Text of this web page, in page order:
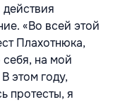
«Во всей этой
Плахотнюка,
на мой
этом году,
протесты, я